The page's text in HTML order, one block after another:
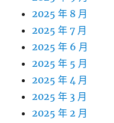
2025 年 8 月
2025 年 7 月
2025 年 6 月
2025 年 5 月
2025 年 4 月
2025 年 3 月
2025 年 2 月